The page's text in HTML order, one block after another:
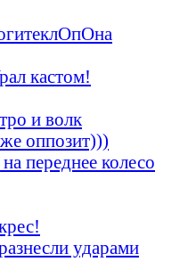
кастом!
и волк
оппозит)))
переднее колесо
ударами